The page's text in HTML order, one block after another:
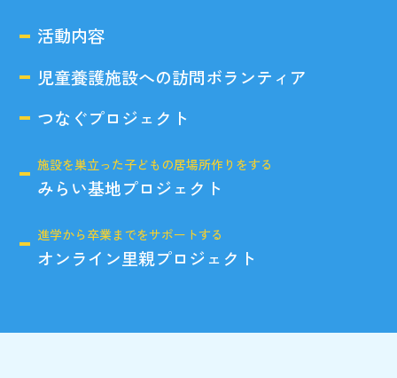
活動内容
児童養護施設への訪問ボランティア
つなぐプロジェクト
施設を巣立った子どもの居場所作りをする
みらい基地プロジェクト
進学から卒業までをサポートする
オンライン里親プロジェクト